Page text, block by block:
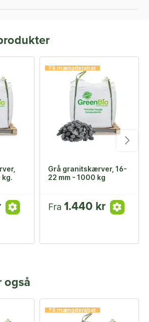
kg.
Få mængderabat
Grå granitskærver, 16-
22 mm - 1000 kg
Fra 1.440 kr
også
Få mængderabat